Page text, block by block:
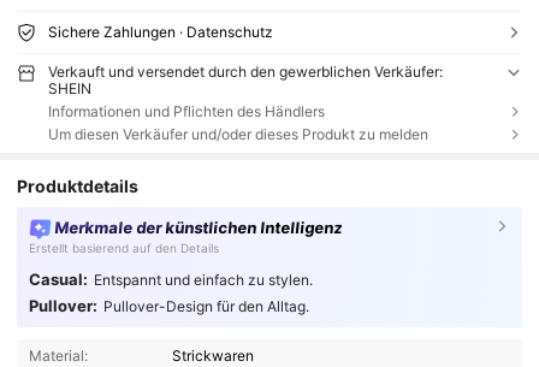
Sichere Zahlungen · Datenschutz
Verkauft und versendet durch den gewerblichen Verkäufer:
SHEIN
Informationen und Pflichten des Händlers
Um diesen Verkäufer und/oder dieses Produkt zu melden
Produktdetails
Merkmale der künstlichen Intelligenz
Erstellt basierend auf den Details
Casual: Entspannt und einfach zu stylen.
Pullover: Pullover-Design für den Alltag.
Material:
Strickwaren